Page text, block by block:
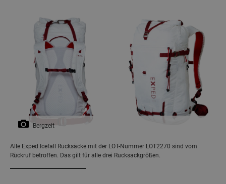
Bergzeit
Alle Exped Icefall Rucksäcke mit der LOT-Nummer LOT2270 sind vom
Rückruf betroffen. Das gilt für alle drei Rucksackgrößen.